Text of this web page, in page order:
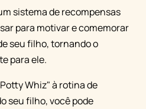
sistema de recompensas
para motivar e comemorar
seu filho, tornando o
para ele.
Whiz" à rotina de
seu filho, você pode